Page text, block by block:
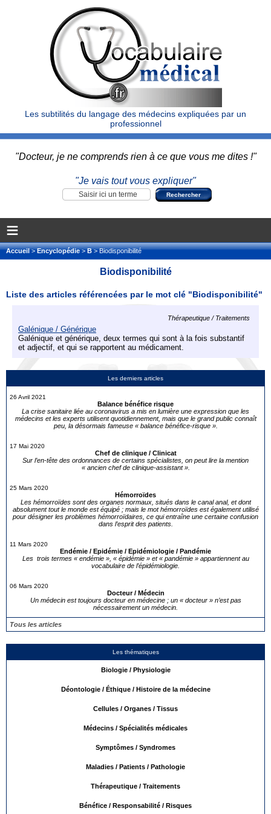
Les subtilités du langage des médecins expliquées par un
professionnel
"Docteur, je ne comprends rien à ce que vous me dites !"
"Je vais tout vous expliquer"
≡
Accueil>Encyclopédie>B> Biodisponibilité
Les derniers articles
26 Avril 2021
Balance bénéfice risque
La crise sanitaire liée au coronavirus a mis en lumière une expression que les
médecins et les experts utilisent quotidiennement, mais que le grand public connaît
peu, la désormais fameuse « balance bénéfice-risque ».
17 Mai 2020
Chef de clinique / Clinicat
Sur l’en-tête des ordonnances de certains spécialistes, on peut lire la mention
« ancien chef de clinique-assistant ».
25 Mars 2020
Hémorroïdes
Les hémorroïdes sont des organes normaux, situés dans le canal anal, et dont
absolument tout le monde est équipé ; mais le mot hémorroïdes est également utilisé
pour désigner les problèmes hémorroïdaires, ce qui entraîne une certaine confusion
dans l’esprit des patients.
11 Mars 2020
Endémie / Epidémie / Epidémiologie / Pandémie
Les trois termes « endémie », « épidémie » et « pandémie » appartiennent au
vocabulaire de l’épidémiologie.
06 Mars 2020
Docteur / Médecin
Un médecin est toujours docteur en médecine ; un « docteur » n’est pas
nécessairement un médecin.
Tous les articles
Les thématiques
Biologie / Physiologie
Déontologie / Éthique / Histoire de la médecine
Cellules / Organes / Tissus
Médecins / Spécialités médicales
Symptômes / Syndromes
Maladies / Patients / Pathologie
Thérapeutique / Traitements
Bénéfice / Responsabilité / Risques
Biodisponibilité
Liste des articles référencées par le mot clé "Biodisponibilité"
Thérapeutique / Traitements
Galénique / Générique
Galénique et générique, deux termes qui sont à la fois substantif
et adjectif, et qui se rapportent au médicament.